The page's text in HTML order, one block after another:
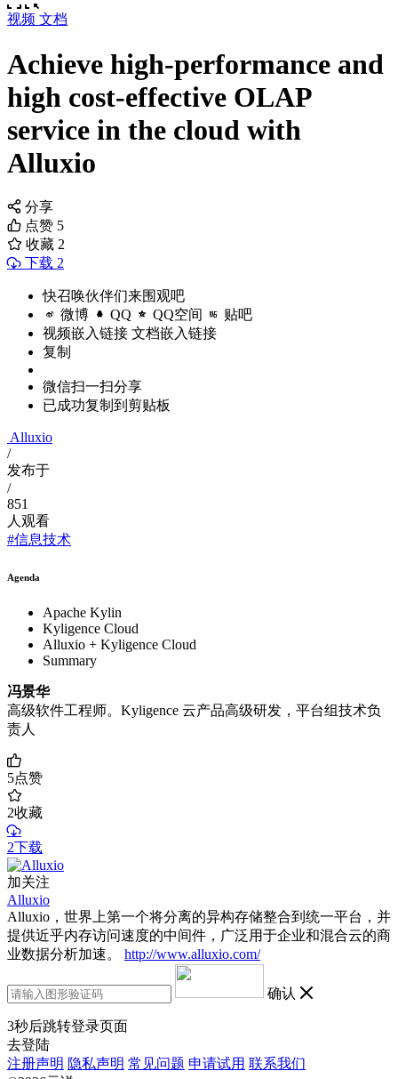
视频 文档
Achieve high-performance and
high cost-effective OLAP
service in the cloud with
Alluxio
分享
点赞 5
收藏 2
下载 2
快召唤伙伴们来围观吧
微博 QQ QQ空间 贴吧
视频嵌入链接 文档嵌入链接
复制
微信扫一扫分享
已成功复制到剪贴板
Alluxio
/
发布于
/
851
人观看
#信息技术
Agenda
Apache Kylin
Kyligence Cloud
Alluxio + Kyligence Cloud
Summary
冯景华
高级软件工程师。Kyligence 云产品高级研发，平台组技术负
责人
5点赞
2收藏
2下载
加关注
Alluxio
Alluxio，世界上第一个将分离的异构存储整合到统一平台，并
提供近乎内存访问速度的中间件，广泛用于企业和混合云的商
业数据分析加速。
http://www.alluxio.com/
确认
3秒后跳转登录页面
去登陆
注册声明 隐私声明 常见问题 申请试用 联系我们